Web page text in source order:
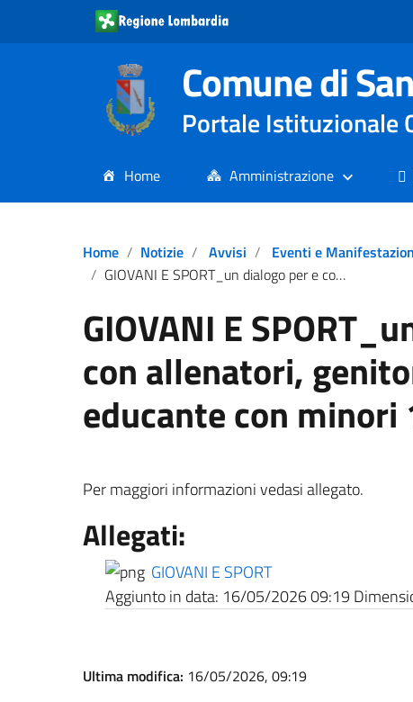
Comune di
Portale Istituzionale
Home Amministrazione
Home Notizie Avvisi
Eventi e
GIOVANI E SPORT_un dialogo per e con allenatori, genitori e comunità educante con minori 14-17 anni.
GIOVANI E
con allenatori,
educante con minori
Per maggiori informazioni vedasi allegato.
Allegati:
GIOVANI E SPORT
Aggiunto in data: 16/05/2026 09:19
Ultima modifica: 16/05/2026, 09:19